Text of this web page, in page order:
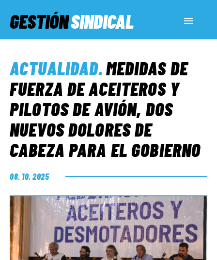
GESTIÓNSINDICAL
SERVICIOS SOCIALES
INFORMES ESPECIALES
FUERA DE MEGÁFONO
EL LADO «G»
ACTUALIDAD.MEDIDAS DE
FUERZA DE ACEITEROS Y
PILOTOS DE AVIÓN, DOS
NUEVOS DOLORES DE
CABEZA PARA EL GOBIERNO
08. 10. 2025